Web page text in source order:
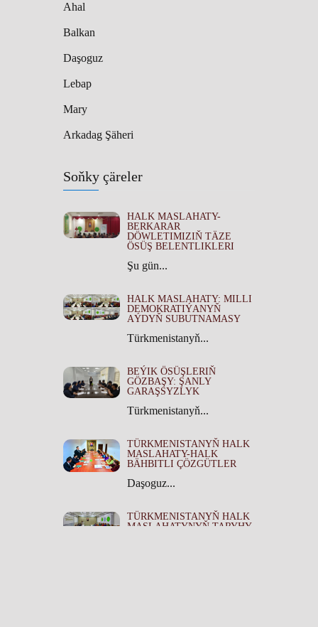
Ahal
Balkan
Daşoguz
Lebap
Mary
Arkadag Şäheri
Soňky çäreler
HALK MASLAHATY-
BERKARAR
DÖWLETIMIZIŇ TÄZE
ÖSÜŞ BELENTLIKLERI
Şu gün...
HALK MASLAHATY: MILLI
DEMOKRATIÝANYŇ
AÝDYŇ SUBUTNAMASY
Türkmenistanyň...
BEÝIK ÖSÜŞLERIŇ
GÖZBAŞY: ŞANLY
GARAŞSYZLYK
Türkmenistanyň...
TÜRKMENISTANYŇ HALK
MASLAHATY-HALK
BÄHBITLI ÇÖZGÜTLER
Daşoguz...
TÜRKMENISTANYŇ HALK
MASLAHATYNYŇ TARYHY